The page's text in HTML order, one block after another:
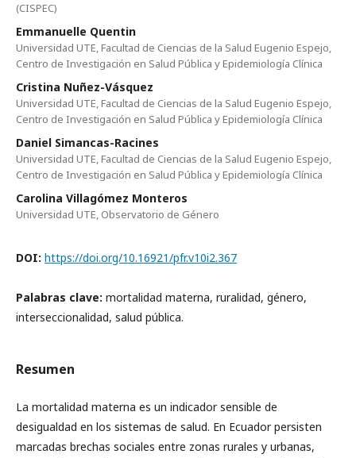
(CISPEC)
Emmanuelle Quentin
Universidad UTE, Facultad de Ciencias de la Salud Eugenio Espejo,
Centro de Investigación en Salud Pública y Epidemiología Clínica
Cristina Nuñez-Vásquez
Universidad UTE, Facultad de Ciencias de la Salud Eugenio Espejo,
Centro de Investigación en Salud Pública y Epidemiología Clínica
Daniel Simancas-Racines
Universidad UTE, Facultad de Ciencias de la Salud Eugenio Espejo,
Centro de Investigación en Salud Pública y Epidemiología Clínica
Carolina Villagómez Monteros
Universidad UTE, Observatorio de Género
DOI: https://doi.org/10.16921/pfr.v10i2.367
Palabras clave: mortalidad materna, ruralidad, género,
interseccionalidad, salud pública.
Resumen
La mortalidad materna es un indicador sensible de
desigualdad en los sistemas de salud. En Ecuador persisten
marcadas brechas sociales entre zonas rurales y urbanas,